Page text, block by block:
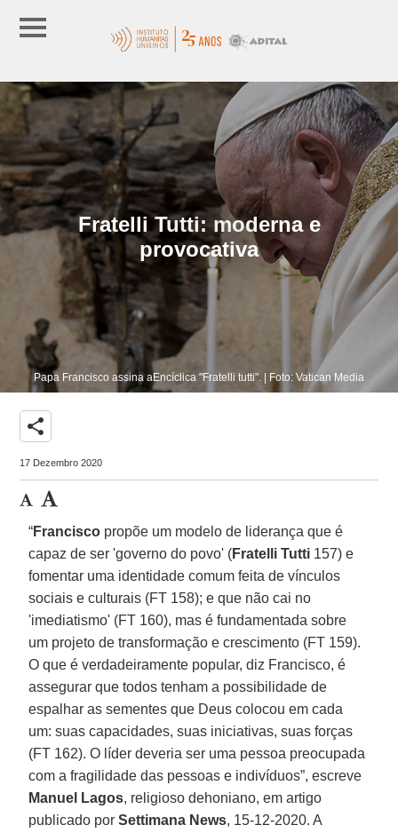
Fratelli Tutti: moderna e
provocativa
Papa Francisco assina aEncíclica "Fratelli tutti". | Foto: Vatican Media
share
17 Dezembro 2020
“Francisco propõe um modelo de liderança que é
capaz de ser 'governo do povo' (Fratelli Tutti 157) e
fomentar uma identidade comum feita de vínculos
sociais e culturais (FT 158); e que não cai no
'imediatismo' (FT 160), mas é fundamentada sobre
um projeto de transformação e crescimento (FT 159).
O que é verdadeiramente popular, diz Francisco, é
assegurar que todos tenham a possibilidade de
espalhar as sementes que Deus colocou em cada
um: suas capacidades, suas iniciativas, suas forças
(FT 162). O líder deveria ser uma pessoa preocupada
com a fragilidade das pessoas e indivíduos”, escreve
Manuel Lagos, religioso dehoniano, em artigo
publicado porSettimana News, 15-12-2020. A